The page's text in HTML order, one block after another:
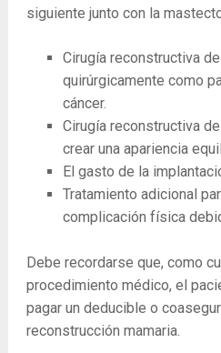
siguiente junto con la
Cirugía reconstructiva
quirúrgicamente como
cáncer.
Cirugía reconstructiva
crear una apariencia
El gasto de la
Tratamiento adicional
complicación física
Debe recordarse que, como
procedimiento médico, el
pagar un deducible o
reconstrucción mamaria.